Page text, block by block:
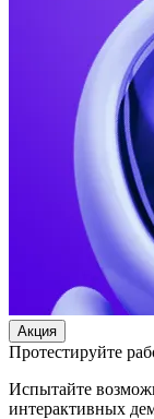
Акция
Протестируйте
Испытайте
интерактивных